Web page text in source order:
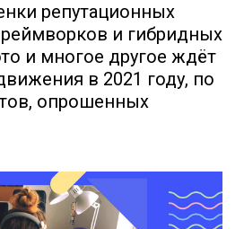
репутационных
и гибридных
и многое другое ждёт
в 2021 году, по
опрошенных